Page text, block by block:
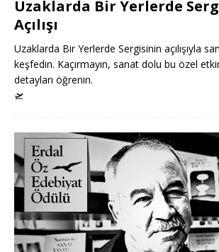
Uzaklarda Bir Yerlerde
Açılışı
Uzaklarda Bir Yerlerde Sergisinin açılışıyla
keşfedin. Kaçırmayın, sanat dolu bu özel
detayları öğrenin.
🛫